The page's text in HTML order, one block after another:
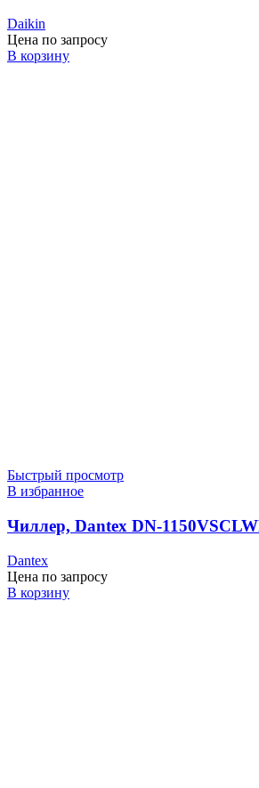
Daikin
Цена по запросу
В корзину
Быстрый просмотр
В избранное
Чиллер, Dantex DN-
Dantex
Цена по запросу
В корзину